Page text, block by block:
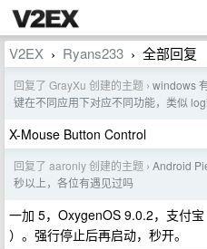
V2EX › Ryans233 › 全部回复
回复了 GrayXu 创建的主题 › windows
键在不同应用下对应不同功能，类似
X-Mouse Button Control
回复了 aaronly 创建的主题 › Android
秒以上，各位有遇见过吗
一加 5，OxygenOS 9.0.2，支付
）。强行停止后再启动，秒开。